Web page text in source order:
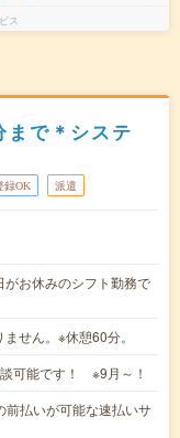
ス
まで＊システ
録OK 派遣
お休みのシフト勤務で
せん。※休憩60分。
可能です！ ※9月～！
払いが可能な速払いサ